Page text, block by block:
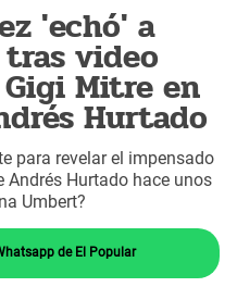
'echó' a
video
Mitre en
Hurtado
para revelar el impensado
Andrés Hurtado hace unos
Umbert?
de El Popular